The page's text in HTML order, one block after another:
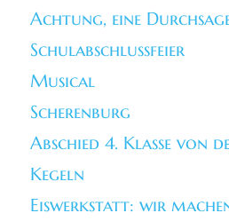
Achtung, eine
Schulabschlussfeier
Musical
Scherenburg
Abschied 4. Klasse von
Kegeln
Eiswerkstatt: wir